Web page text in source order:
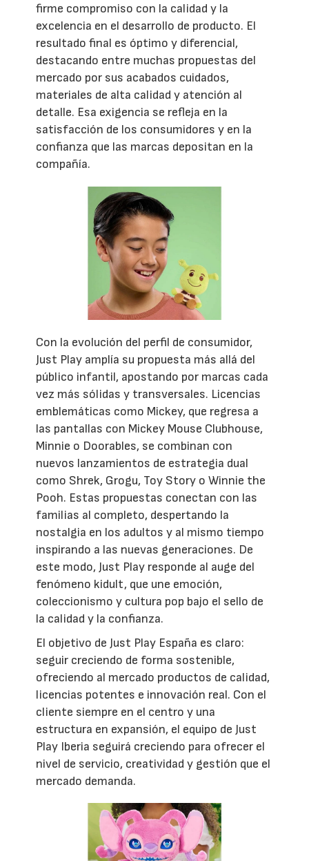
firme compromiso con la calidad y la
excelencia en el desarrollo de producto. El
resultado final es óptimo y diferencial,
destacando entre muchas propuestas del
mercado por sus acabados cuidados,
materiales de alta calidad y atención al
detalle. Esa exigencia se refleja en la
satisfacción de los consumidores y en la
confianza que las marcas depositan en la
compañía.
Con la evolución del perfil de consumidor,
Just Play amplía su propuesta más allá del
público infantil, apostando por marcas cada
vez más sólidas y transversales. Licencias
emblemáticas como Mickey, que regresa a
las pantallas con Mickey Mouse Clubhouse,
Minnie o Doorables, se combinan con
nuevos lanzamientos de estrategia dual
como Shrek, Grogu, Toy Story o Winnie the
Pooh. Estas propuestas conectan con las
familias al completo, despertando la
nostalgia en los adultos y al mismo tiempo
inspirando a las nuevas generaciones. De
este modo, Just Play responde al auge del
fenómeno kidult, que une emoción,
coleccionismo y cultura pop bajo el sello de
la calidad y la confianza.
El objetivo de Just Play España es claro:
seguir creciendo de forma sostenible,
ofreciendo al mercado productos de calidad,
licencias potentes e innovación real. Con el
cliente siempre en el centro y una
estructura en expansión, el equipo de Just
Play Iberia seguirá creciendo para ofrecer el
nivel de servicio, creatividad y gestión que el
mercado demanda.